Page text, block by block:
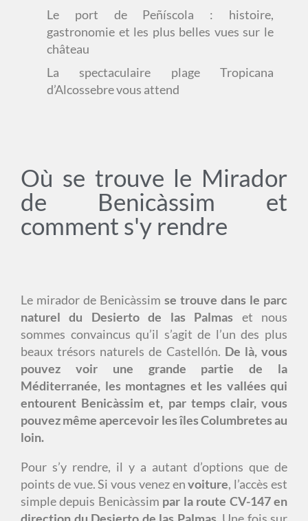
Le port de Peñíscola : histoire,
gastronomie et les plus belles vues sur le
château
La spectaculaire plage Tropicana
d’Alcossebre vous attend
Où se trouve le Mirador
de Benicàssim et
comment s'y rendre
Le mirador de Benicàssim se trouve dans le parc
naturel du Desierto de las Palmas et nous
sommes convaincus qu’il s’agit de l’un des plus
beaux trésors naturels de Castellón. De là, vous
pouvez voir une grande partie de la
Méditerranée, les montagnes et les vallées qui
entourent Benicàssim et, par temps clair, vous
pouvez même apercevoir les îles Columbretes au
loin.
Pour s’y rendre, il y a autant d’options que de
points de vue. Si vous venez envoiture, l’accès est
simple depuis Benicàssim par la route CV-147 en